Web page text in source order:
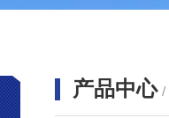
产品中心 /